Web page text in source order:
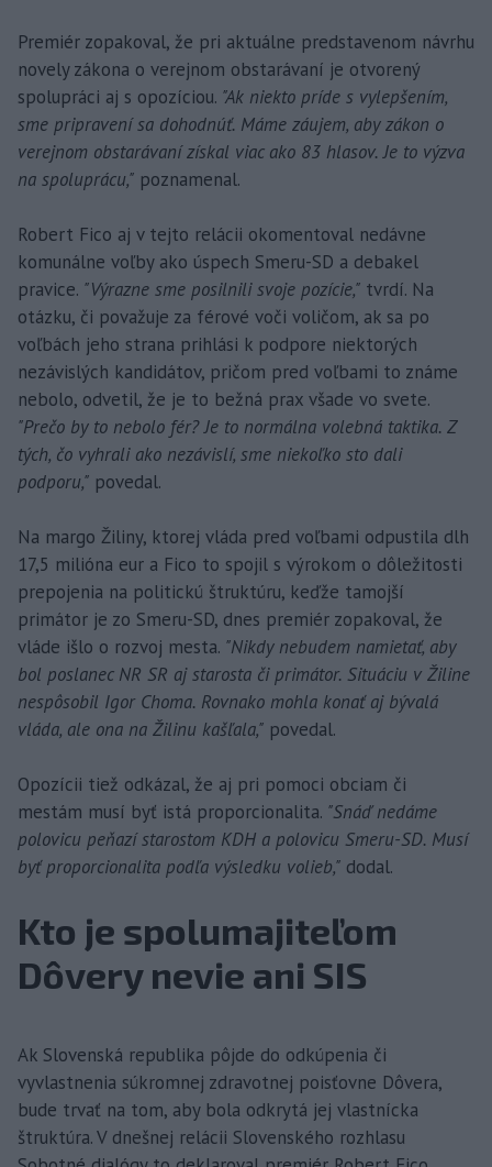
Premiér zopakoval, že pri aktuálne predstavenom návrhu
novely zákona o verejnom obstarávaní je otvorený
spolupráci aj s opozíciou. "Ak niekto príde s vylepšením,
sme pripravení sa dohodnúť. Máme záujem, aby zákon o
verejnom obstarávaní získal viac ako 83 hlasov. Je to výzva
na spoluprácu," poznamenal.
Robert Fico aj v tejto relácii okomentoval nedávne
komunálne voľby ako úspech Smeru-SD a debakel
pravice. "Výrazne sme posilnili svoje pozície," tvrdí. Na
otázku, či považuje za férové voči voličom, ak sa po
voľbách jeho strana prihlási k podpore niektorých
nezávislých kandidátov, pričom pred voľbami to známe
nebolo, odvetil, že je to bežná prax všade vo svete.
"Prečo by to nebolo fér? Je to normálna volebná taktika. Z
tých, čo vyhrali ako nezávislí, sme niekoľko sto dali
podporu," povedal.
Na margo Žiliny, ktorej vláda pred voľbami odpustila dlh
17,5 milióna eur a Fico to spojil s výrokom o dôležitosti
prepojenia na politickú štruktúru, keďže tamojší
primátor je zo Smeru-SD, dnes premiér zopakoval, že
vláde išlo o rozvoj mesta. "Nikdy nebudem namietať, aby
bol poslanec NR SR aj starosta či primátor. Situáciu v Žiline
nespôsobil Igor Choma. Rovnako mohla konať aj bývalá
vláda, ale ona na Žilinu kašľala," povedal.
Opozícii tiež odkázal, že aj pri pomoci obciam či
mestám musí byť istá proporcionalita. "Snáď nedáme
polovicu peňazí starostom KDH a polovicu Smeru-SD. Musí
byť proporcionalita podľa výsledku volieb," dodal.
Kto je spolumajiteľom
Dôvery nevie ani SIS
Ak Slovenská republika pôjde do odkúpenia či
vyvlastnenia súkromnej zdravotnej poisťovne Dôvera,
bude trvať na tom, aby bola odkrytá jej vlastnícka
štruktúra. V dnešnej relácii Slovenského rozhlasu